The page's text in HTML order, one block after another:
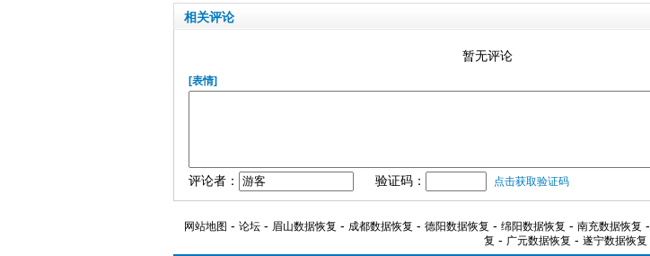
相关评论
暂无评论
[表情]
评论者： 验证码： 点击获取验证码
网站地图 - 论坛 - 眉山数据恢复 - 成都数据恢复 - 德阳数据恢复 - 绵阳数据恢复 - 南充数据恢复 -
复 - 广元数据恢复 - 遂宁数据恢复